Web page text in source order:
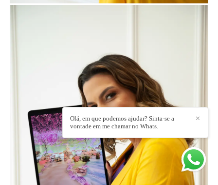
✕
Olá, em que podemos ajudar? Sinta-se a
vontade em me chamar no Whats.